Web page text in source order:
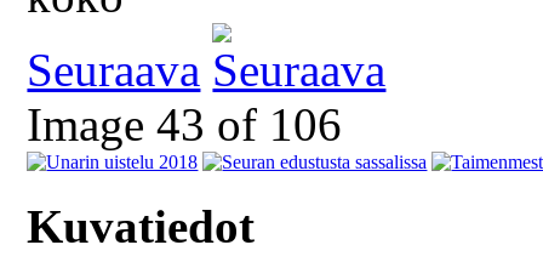
Seuraava
Image 43 of 106
Kuvatiedot